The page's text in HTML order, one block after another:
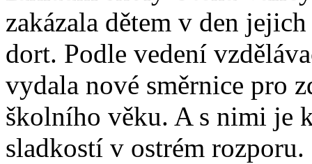
zakázala dětem v den
dort. Podle vedení
vydala nové směrnice pro
školního věku. A s nimi je
sladkostí v ostrém rozporu.